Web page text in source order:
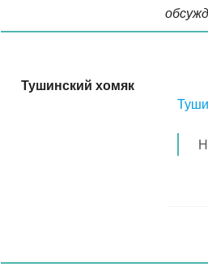
Тушинский хомяк